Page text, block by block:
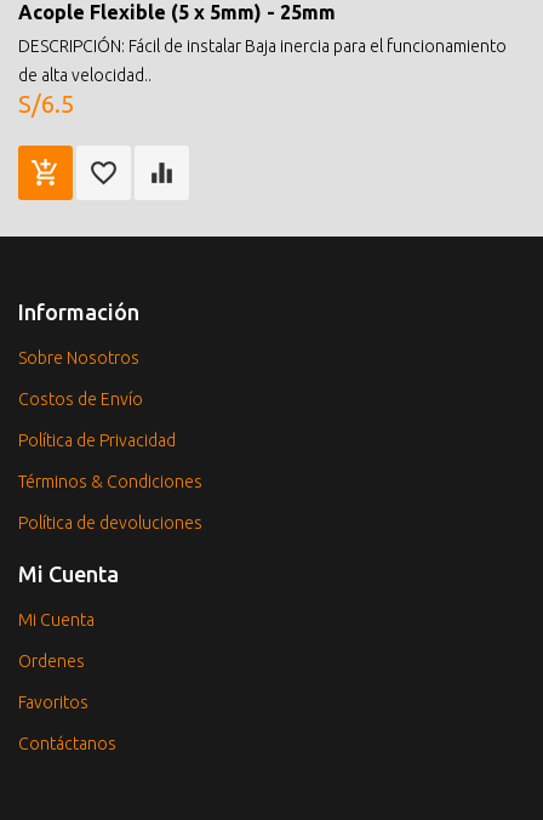
Acople Flexible (5 x 5mm) - 25mm
DESCRIPCIÓN: Fácil de instalar Baja inercia para el funcionamiento
de alta velocidad..
S/6.5
Información
Sobre Nosotros
Costos de Envío
Política de Privacidad
Términos & Condiciones
Política de devoluciones
Mi Cuenta
Mi Cuenta
Ordenes
Favoritos
Contáctanos